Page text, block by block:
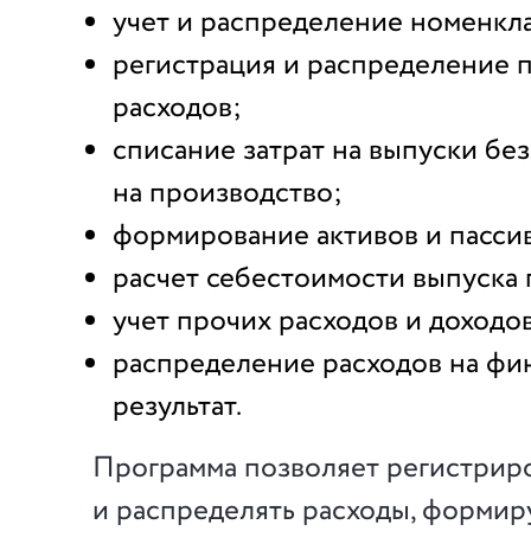
учет и распределение
регистрация и распределение
расходов;
списание затрат на выпуски
на производство;
формирование активов и
расчет себестоимости
учет прочих расходов и
распределение расходов на
результат.
Программа позволяет
и распределять расходы,